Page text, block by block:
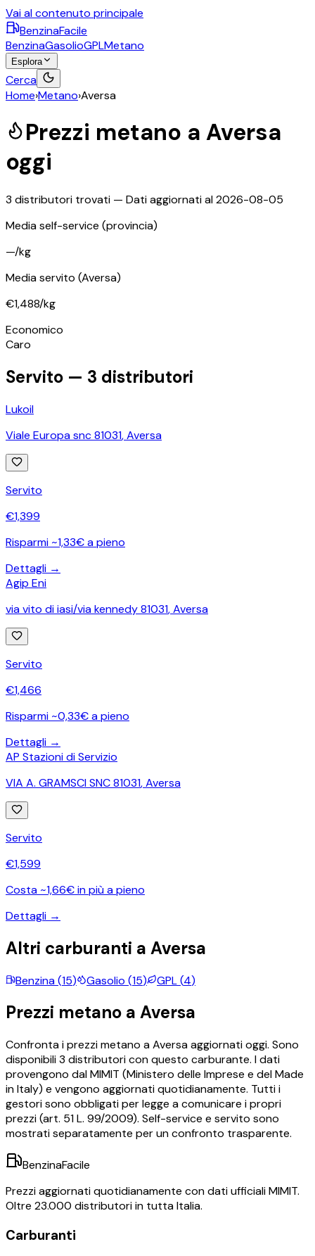
Vai al contenuto principale
BenzinaFacile
BenzinaGasolioGPLMetano
Esplora
Cerca
Home›Metano›Aversa
Prezzi metano a Aversa
oggi
3 distributori trovati — Dati aggiornati al2026-08-05
Media self-service (provincia)
—/kg
Media servito (Aversa)
€1,488/kg
Economico
Caro
Servito — 3 distributori
Lukoil
Viale Europa snc 81031,Aversa
Servito
€1,399
Risparmi ~1,33€ a pieno
Dettagli →
Agip Eni
via vito di iasi/via kennedy 81031,Aversa
Servito
€1,466
Risparmi ~0,33€ a pieno
Dettagli →
AP Stazioni di Servizio
VIA A. GRAMSCI SNC 81031,Aversa
Servito
€1,599
Costa ~1,66€ in più a pieno
Dettagli →
Altri carburanti a Aversa
Benzina(15) Gasolio (15) GPL(4)
Prezzi metano a Aversa
Confronta i prezzimetano aAversaaggiornati oggi. Sono
disponibili3 distributori con questo carburante. I dati
provengono dal MIMIT (Ministero delle Imprese e del Made
in Italy) e vengono aggiornati quotidianamente. Tutti i
gestori sono obbligati per legge a comunicare i propri
prezzi (art. 51 L. 99/2009). Self-service e servito sono
mostrati separatamente per un confronto trasparente.
BenzinaFacile
Prezzi aggiornati quotidianamente con dati ufficiali MIMIT.
Oltre 23.000 distributori in tutta Italia.
Carburanti